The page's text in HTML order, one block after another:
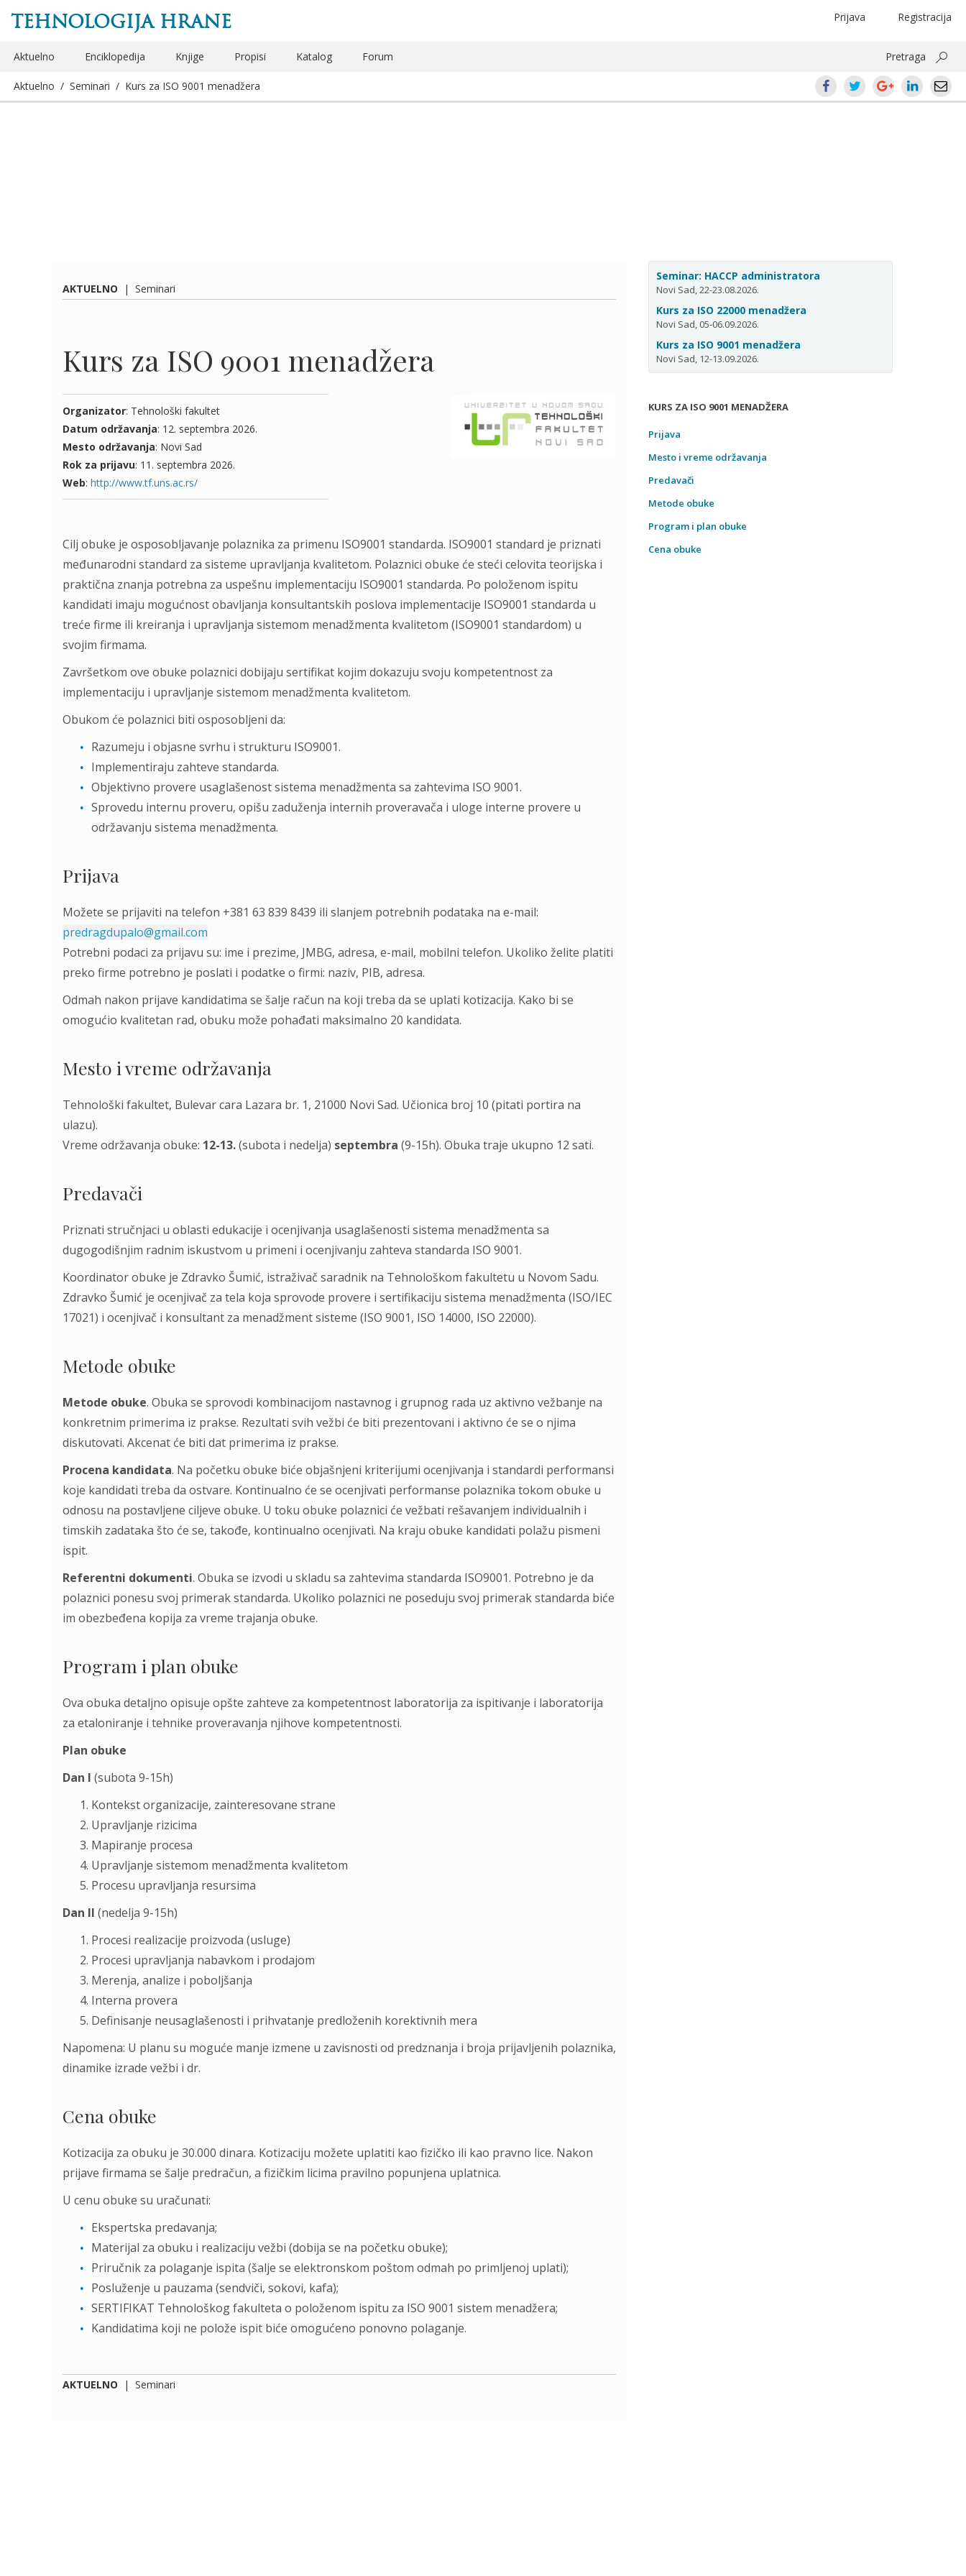
TEHNOLOGIJA HRANE Registracija
Prijava
Aktuelno Enciklopedija Knjige Propisi Katalog Forum Pretraga
Aktuelno / Seminari / Kurs za ISO 9001 menadžera
AKTUELNO | Seminari
Kurs za ISO 9001 menadžera
Organizator: Tehnološki fakultet
Datum održavanja: 12. septembra 2026.
Mesto održavanja: Novi Sad
Rok za prijavu: 11. septembra 2026.
Web: http://www.tf.uns.ac.rs/
Cilj obuke je osposobljavanje polaznika za primenu ISO9001 standarda. ISO9001 standard je priznati
međunarodni standard za sisteme upravljanja kvalitetom. Polaznici obuke će steći celovita teorijska i
praktična znanja potrebna za uspešnu implementaciju ISO9001 standarda. Po položenom ispitu
kandidati imaju mogućnost obavljanja konsultantskih poslova implementacije ISO9001 standarda u
treće firme ili kreiranja i upravljanja sistemom menadžmenta kvalitetom (ISO9001 standardom) u
svojim firmama.
Završetkom ove obuke polaznici dobijaju sertifikat kojim dokazuju svoju kompetentnost za
implementaciju i upravljanje sistemom menadžmenta kvalitetom.
Obukom će polaznici biti osposobljeni da:
Razumeju i objasne svrhu i strukturu ISO9001.
Implementiraju zahteve standarda.
Objektivno provere usaglašenost sistema menadžmenta sa zahtevima ISO 9001.
Sprovedu internu proveru, opišu zaduženja internih proveravača i uloge interne provere u
održavanju sistema menadžmenta.
Prijava
Možete se prijaviti na telefon +381 63 839 8439 ili slanjem potrebnih podataka na e-mail:
predragdupalo@gmail.com
Potrebni podaci za prijavu su: ime i prezime, JMBG, adresa, e-mail, mobilni telefon. Ukoliko želite platiti
preko firme potrebno je poslati i podatke o firmi: naziv, PIB, adresa.
Odmah nakon prijave kandidatima se šalje račun na koji treba da se uplati kotizacija. Kako bi se
omogućio kvalitetan rad, obuku može pohađati maksimalno 20 kandidata.
Mesto i vreme održavanja
Tehnološki fakultet, Bulevar cara Lazara br. 1, 21000 Novi Sad. Učionica broj 10 (pitati portira na
ulazu).
Vreme održavanja obuke: 12-13.(subota i nedelja) septembra (9-15h). Obuka traje ukupno 12 sati.
Predavači
Priznati stručnjaci u oblasti edukacije i ocenjivanja usaglašenosti sistema menadžmenta sa
dugogodišnjim radnim iskustvom u primeni i ocenjivanju zahteva standarda ISO 9001.
Koordinator obuke je Zdravko Šumić, istraživač saradnik na Tehnološkom fakultetu u Novom Sadu.
Zdravko Šumić je ocenjivač za tela koja sprovode provere i sertifikaciju sistema menadžmenta (ISO/IEC
17021) i ocenjivač i konsultant za menadžment sisteme (ISO 9001, ISO 14000, ISO 22000).
Metode obuke
Metode obuke. Obuka se sprovodi kombinacijom nastavnog i grupnog rada uz aktivno vežbanje na
konkretnim primerima iz prakse. Rezultati svih vežbi će biti prezentovani i aktivno će se o njima
diskutovati. Akcenat će biti dat primerima iz prakse.
Procena kandidata. Na početku obuke biće objašnjeni kriterijumi ocenjivanja i standardi performansi
koje kandidati treba da ostvare. Kontinualno će se ocenjivati performanse polaznika tokom obuke u
odnosu na postavljene ciljeve obuke. U toku obuke polaznici će vežbati rešavanjem individualnih i
timskih zadataka što će se, takođe, kontinualno ocenjivati. Na kraju obuke kandidati polažu pismeni
ispit.
Referentni dokumenti. Obuka se izvodi u skladu sa zahtevima standarda ISO9001. Potrebno je da
polaznici ponesu svoj primerak standarda. Ukoliko polaznici ne poseduju svoj primerak standarda biće
im obezbeđena kopija za vreme trajanja obuke.
Program i plan obuke
Ova obuka detaljno opisuje opšte zahteve za kompetentnost laboratorija za ispitivanje i laboratorija
za etaloniranje i tehnike proveravanja njihove kompetentnosti.
Plan obuke
Dan I (subota 9-15h)
Kontekst organizacije, zainteresovane strane
Upravljanje rizicima
Mapiranje procesa
Upravljanje sistemom menadžmenta kvalitetom
Procesu upravljanja resursima
Dan II (nedelja 9-15h)
Procesi realizacije proizvoda (usluge)
Procesi upravljanja nabavkom i prodajom
Merenja, analize i poboljšanja
Interna provera
Definisanje neusaglašenosti i prihvatanje predloženih korektivnih mera
Napomena: U planu su moguće manje izmene u zavisnosti od predznanja i broja prijavljenih polaznika,
dinamike izrade vežbi i dr.
Cena obuke
Kotizacija za obuku je 30.000 dinara. Kotizaciju možete uplatiti kao fizičko ili kao pravno lice. Nakon
prijave firmama se šalje predračun, a fizičkim licima pravilno popunjena uplatnica.
U cenu obuke su uračunati:
Ekspertska predavanja;
Materijal za obuku i realizaciju vežbi (dobija se na početku obuke);
Priručnik za polaganje ispita (šalje se elektronskom poštom odmah po primljenoj uplati);
Posluženje u pauzama (sendviči, sokovi, kafa);
SERTIFIKAT Tehnološkog fakulteta o položenom ispitu za ISO 9001 sistem menadžera;
Kandidatima koji ne polože ispit biće omogućeno ponovno polaganje.
AKTUELNO | Seminari
Seminar: HACCP administratora
Novi Sad, 22-23.08.2026.
Kurs za ISO 22000 menadžera
Novi Sad, 05-06.09.2026.
Kurs za ISO 9001 menadžera
Novi Sad, 12-13.09.2026.
KURS ZA ISO 9001 MENADŽERA
Prijava
Mesto i vreme održavanja
Predavači
Metode obuke
Program i plan obuke
Cena obuke